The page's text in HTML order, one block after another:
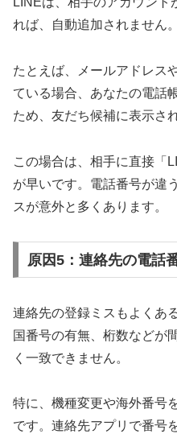
れば、自動追加されません。
たとえば、メールアドレス
ている場合、あなたの電話
ため、友だち候補に表示さ
この場合は、相手に直接「
が早いです。電話番号が違
スが意外と多くあります。
原因5：連絡先の電話
連絡先の登録ミスもよくあ
国番号の有無、桁数などが
く一致できません。
特に、機種変更や海外番号
です。連絡先アプリで番号